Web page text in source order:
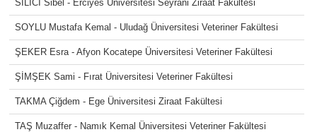
SİLİCİ Sibel - Erciyes Üniversitesi Seyrani Ziraat Fakültesi
SOYLU Mustafa Kemal - Uludağ Üniversitesi Veteriner Fakültesi
ŞEKER Esra - Afyon Kocatepe Üniversitesi Veteriner Fakültesi
ŞİMŞEK Sami - Fırat Üniversitesi Veteriner Fakültesi
TAKMA Çiğdem - Ege Üniversitesi Ziraat Fakültesi
TAŞ Muzaffer - Namık Kemal Üniversitesi Veteriner Fakültesi